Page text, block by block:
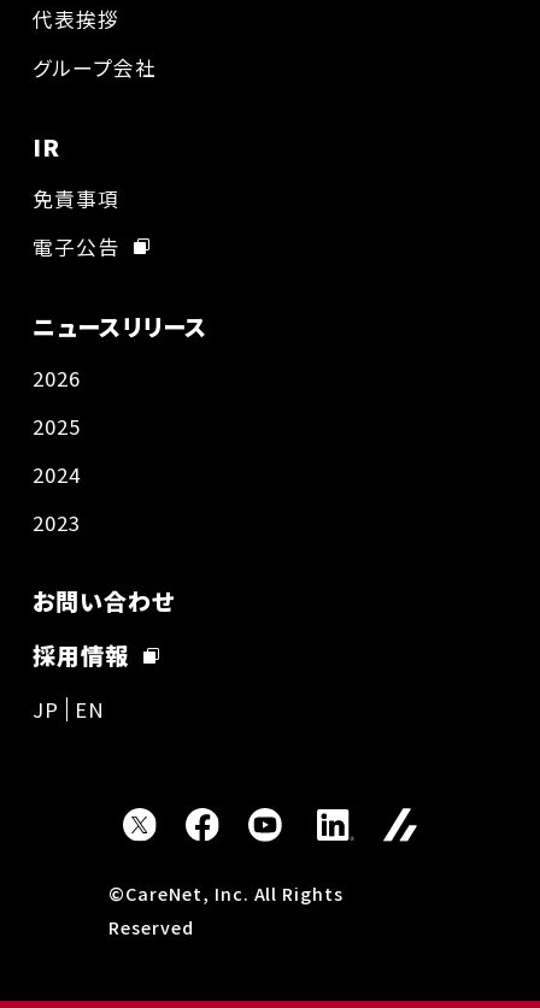
代表挨拶
グループ会社
IR
免責事項
電子公告
ニュースリリース
2026
2025
2024
2023
お問い合わせ
採用情報
JP EN
©CareNet, Inc. All Rights
Reserved